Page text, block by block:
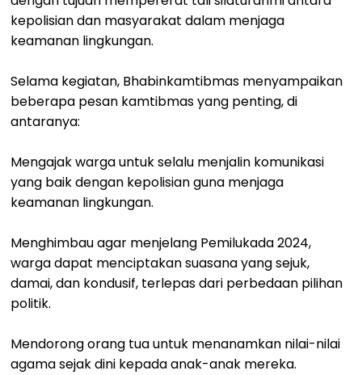
kepolisian dan masyarakat dalam menjaga
keamanan lingkungan.
Selama kegiatan, Bhabinkamtibmas menyampaikan
beberapa pesan kamtibmas yang penting, di
antaranya:
Mengajak warga untuk selalu menjalin komunikasi
yang baik dengan kepolisian guna menjaga
keamanan lingkungan.
Menghimbau agar menjelang Pemilukada 2024,
warga dapat menciptakan suasana yang sejuk,
damai, dan kondusif, terlepas dari perbedaan pilihan
politik.
Mendorong orang tua untuk menanamkan nilai-nilai
agama sejak dini kepada anak-anak mereka.